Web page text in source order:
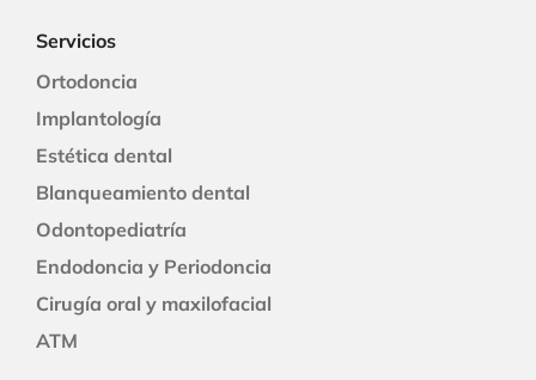
Servicios
Ortodoncia
Implantología
Estética dental
Blanqueamiento dental
Odontopediatría
Endodoncia y Periodoncia
Cirugía oral y maxilofacial
ATM